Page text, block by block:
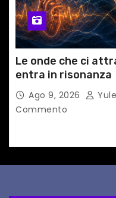
Le onde che ci
entra in risonanza
Ago 9, 2026
Commento